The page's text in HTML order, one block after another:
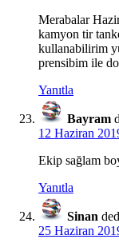
Merabalar
kamyon tir
kullanabilirim
prensibim ile
Yanıtla
Bayram
12 Haziran
Ekip sağlam
Yanıtla
Sinan
25 Haziran